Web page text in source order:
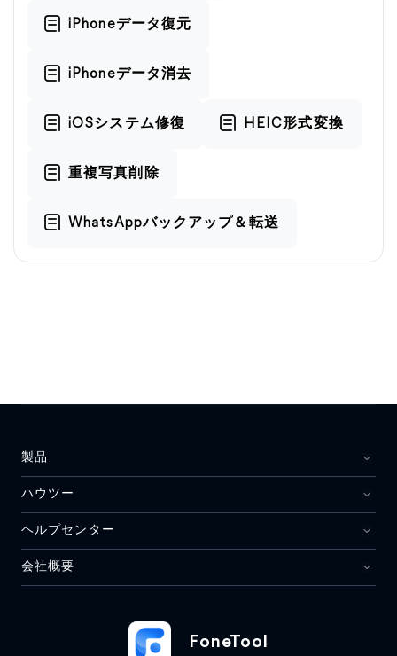
iPhoneデータ復元
iPhoneデータ消去
iOSシステム修復 HEIC形式変換
重複写真削除
WhatsAppバックアップ＆転送
FoneTool
製品
ハウツー
ヘルプセンター
会社概要